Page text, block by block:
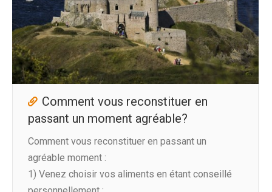
Comment vous reconstituer en
passant un moment agréable?
Comment vous reconstituer en passant un
agréable moment :
1) Venez choisir vos aliments en étant conseillé